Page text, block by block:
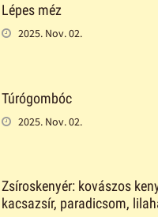
Lépes méz
2025. Nov. 02.
Túrógombóc
2025. Nov. 02.
Zsíroskenyér: kovászos
kacsazsír, paradicsom,